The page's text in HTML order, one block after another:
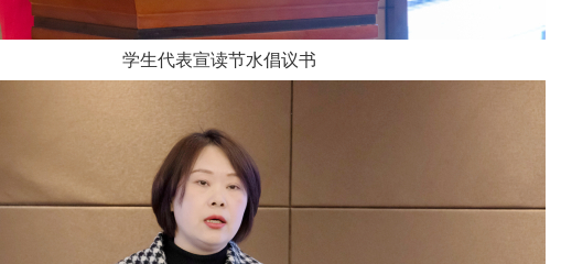
学生代表宣读节水倡议书